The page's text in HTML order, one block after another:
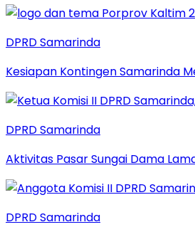
DPRD Samarinda
Kesiapan Kontingen Samarinda
DPRD Samarinda
Aktivitas Pasar Sungai Dama
DPRD Samarinda